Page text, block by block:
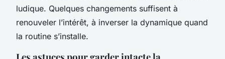
ludique. Quelques changements suffisent à
renouveler l’intérêt, à inverser la dynamique quand
la routine s’installe.